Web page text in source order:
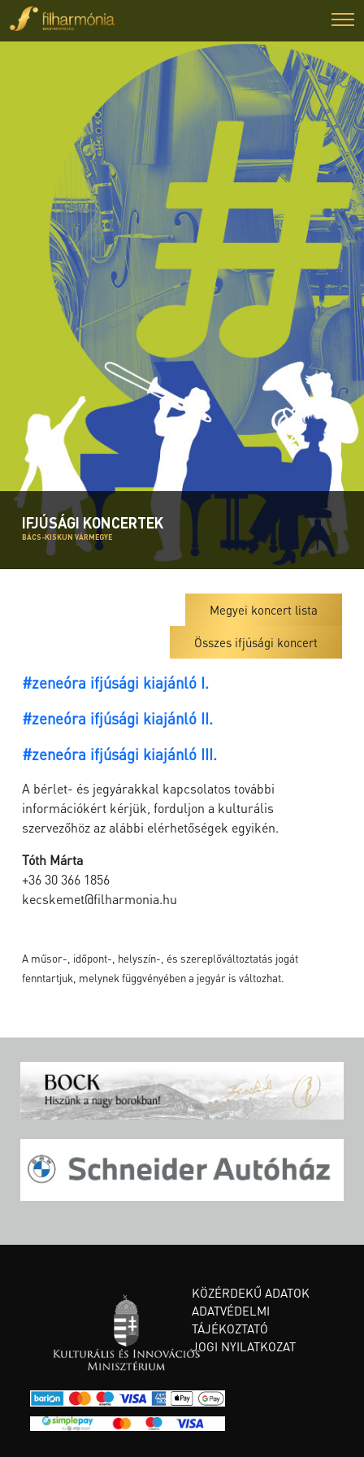
IFJÚSÁGI KONCERTEK
BÁCS-KISKUN VÁRMEGYE
Megyei koncert lista
Összes ifjúsági koncert
#zeneóra ifjúsági kiajánló I.
#zeneóra ifjúsági kiajánló II.
#zeneóra ifjúsági kiajánló III.
A bérlet- és jegyárakkal kapcsolatos további
információkért kérjük, forduljon a kulturális
szervezőhöz az alábbi elérhetőségek egyikén.
Tóth Márta
+36 30 366 1856
kecskemet@filharmonia.hu
A műsor-, időpont-, helyszín-, és szereplőváltoztatás jogát
fenntartjuk, melynek függvényében a jegyár is változhat.
KÖZÉRDEKŰ ADATOK
ADATVÉDELMI
TÁJÉKOZTATÓ
JOGI NYILATKOZAT